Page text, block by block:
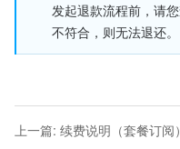
发起退款流程前，请
不符合，则无法退还。
上一篇: 续费说明（套餐订阅）